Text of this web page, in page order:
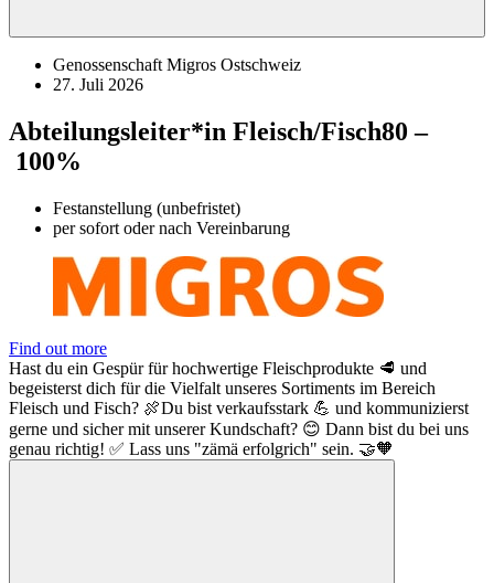
Genossenschaft Migros Ostschweiz
27. Juli 2026
Abteilungsleiter*in Fleisch/Fisch80 –
100%
Festanstellung (unbefristet)
per sofort oder nach Vereinbarung
Find out more
Hast du ein Gespür für hochwertige Fleischprodukte 🥩 und
begeisterst dich für die Vielfalt unseres Sortiments im Bereich
Fleisch und Fisch? 🍖Du bist verkaufsstark 💪 und kommunizierst
gerne und sicher mit unserer Kundschaft? 😊 Dann bist du bei uns
genau richtig! ✅ Lass uns "zämä erfolgrich" sein. 🤝🧡